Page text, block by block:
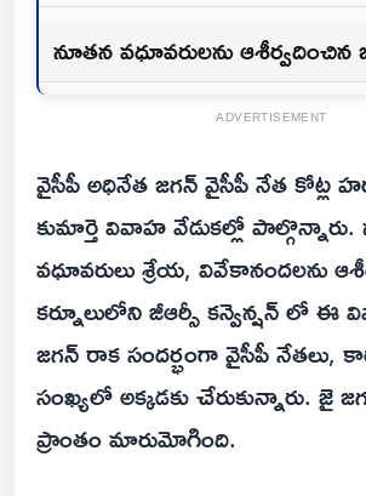
నూతన వధూవరులను ఆశీర్వదించిన
ADVERTISEMENT
వైసీపీ అధినేత జగన్ వైసీపీ నేత కోట్ల
కుమార్తె వివాహ వేడుకల్లో
వధూవరులు శ్రేయ, వివేకానందలను
కర్నూలులోని జీఆర్సీ కన్వెన్షన్ లో ఈ
జగన్ రాక సందర్భంగా వైసీపీ నేతలు,
సంఖ్యలో అక్కడకు చేరుకున్నారు.
ప్రాంతం మారుమోగింది.